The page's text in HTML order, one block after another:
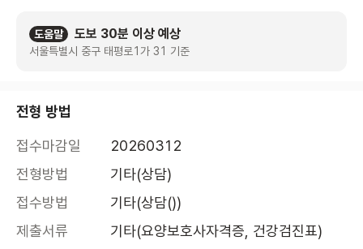
도움말 도보 30분 이상 예상
서울특별시 중구 태평로1가 31 기준
전형 방법
접수마감일
20260312
전형방법
기타(상담)
접수방법
기타(상담())
제출서류
기타(요양보호사자격증, 건강검진표)